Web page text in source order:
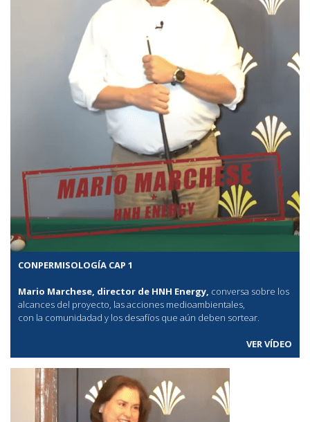
CONPERMISOLOGÍA CAP 1
Mario Marchese, director de HNH Energy, conversa sobre los
alcances del proyecto, las acciones medioambientales,
con la comunidadad y los desafíos que aún deben sortear.
VER VÍDEO